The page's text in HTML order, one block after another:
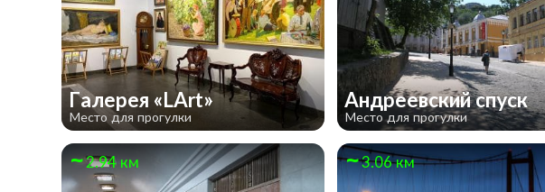
Галерея «LArt»
Место для прогулки
Андреевский спуск
Место для прогулки
2.94 км 3.06 км